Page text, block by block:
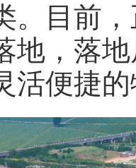
。目前
地，落
活便捷